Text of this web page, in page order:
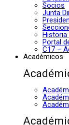
Socios
Junta
Portal
C17 –
Académicos